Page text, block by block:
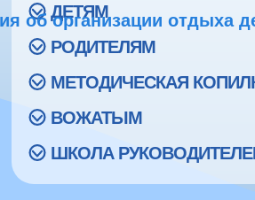
об организации отдыха
ДЕТЯМ
РОДИТЕЛЯМ
МЕТОДИЧЕСКАЯ
ВОЖАТЫМ
ШКОЛА